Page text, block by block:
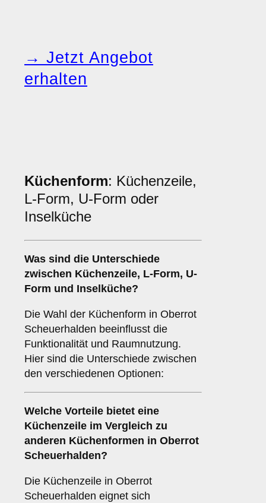
→ Jetzt Angebot
erhalten
Küchenform: Küchenzeile,
L-Form, U-Form oder
Inselküche
Was sind die Unterschiede
zwischen Küchenzeile, L-Form, U-
Form und Inselküche?
Die Wahl der Küchenform in Oberrot
Scheuerhalden beeinflusst die
Funktionalität und Raumnutzung.
Hier sind die Unterschiede zwischen
den verschiedenen Optionen:
Welche Vorteile bietet eine
Küchenzeile im Vergleich zu
anderen Küchenformen in Oberrot
Scheuerhalden?
Die Küchenzeile in Oberrot
Scheuerhalden eignet sich